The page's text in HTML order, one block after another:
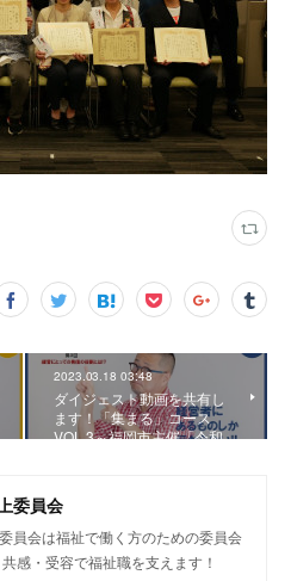
2023.03.18 03:48
ダイジェスト動画を共有し
ます！「集まる」コース
VOL.3～福岡市主催「令和…
委員会
員会は福祉で働く方のための委員会
感・受容で福祉職を支えます！